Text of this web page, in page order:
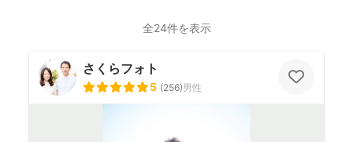
全24件を表示
さくらフォト
5 (256)男性